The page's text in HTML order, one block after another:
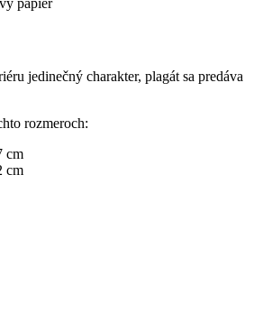
jedinečný charakter, plagát sa predáva
rozmeroch:
cm
cm